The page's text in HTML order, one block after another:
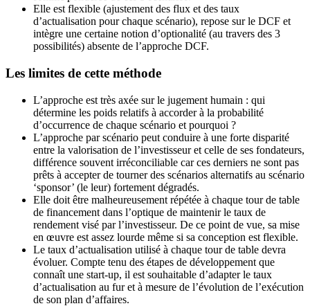
Elle est flexible (ajustement des flux et des taux
d’actualisation pour chaque scénario), repose sur le DCF et
intègre une certaine notion d’optionalité (au travers des 3
possibilités) absente de l’approche DCF.
Les limites de cette méthode
L’approche est très axée sur le jugement humain : qui
détermine les poids relatifs à accorder à la probabilité
d’occurrence de chaque scénario et pourquoi ?
L’approche par scénario peut conduire à une forte disparité
entre la valorisation de l’investisseur et celle de ses fondateurs,
différence souvent irréconciliable car ces derniers ne sont pas
prêts à accepter de tourner des scénarios alternatifs au scénario
‘sponsor’ (le leur) fortement dégradés.
Elle doit être malheureusement répétée à chaque tour de table
de financement dans l’optique de maintenir le taux de
rendement visé par l’investisseur. De ce point de vue, sa mise
en œuvre est assez lourde même si sa conception est flexible.
Le taux d’actualisation utilisé à chaque tour de table devra
évoluer. Compte tenu des étapes de développement que
connaît une start-up, il est souhaitable d’adapter le taux
d’actualisation au fur et à mesure de l’évolution de l’exécution
de son plan d’affaires.